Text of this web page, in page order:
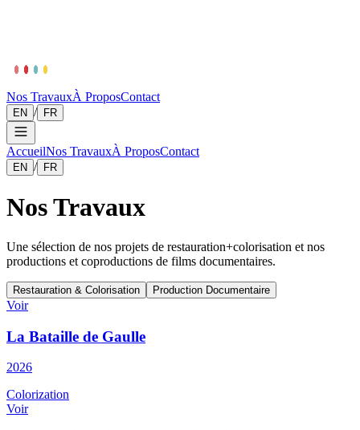
Nos TravauxÀ ProposContact
EN / FR
AccueilNos TravauxÀ ProposContact
EN / FR
Nos Travaux
Une sélection de nos projets de restauration+colorisation et nos
productions et coproductions de films documentaires.
Restauration & Colorisation Production Documentaire
Voir
La Bataille de Gaulle
2026
Colorization
Voir